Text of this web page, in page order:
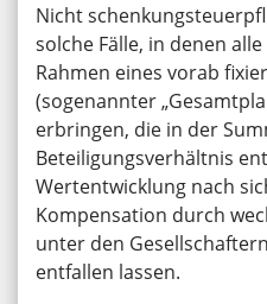
Nicht
solche Fälle, in denen
Rahmen eines vorab
(sogenannter
erbringen, die in der
Beteiligungsverhältnis
Wertentwicklung nach
Kompensation durch
unter den
entfallen lassen.